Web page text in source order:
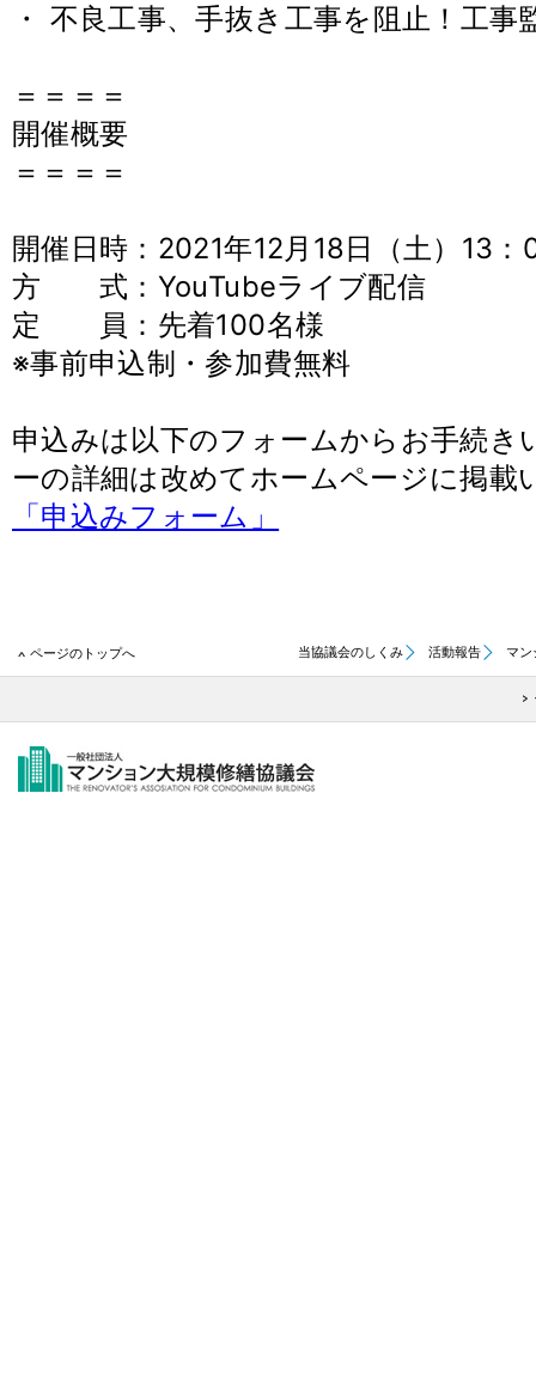
・ 不良工事、手抜き工事を阻止！工事
＝＝＝＝
開催概要
＝＝＝＝
開催日時：2021年12月18日（土）13
方 式：YouTubeライブ配信
定 員：先着100名様
※事前申込制・参加費無料
申込みは以下のフォームからお手続き
ーの詳細は改めてホームページに掲載
「申込みフォーム」
ページのトップへ 当協議会のしくみ 活動報告 マン